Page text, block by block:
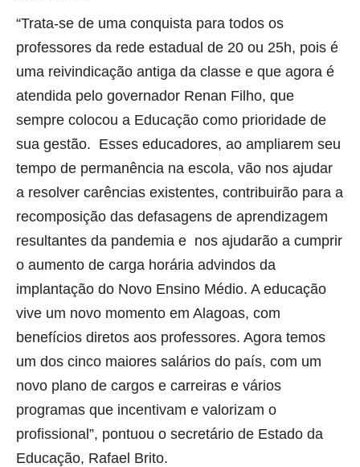
“Trata-se de uma conquista para todos os
professores da rede estadual de 20 ou 25h, pois é
uma reivindicação antiga da classe e que agora é
atendida pelo governador Renan Filho, que
sempre colocou a Educação como prioridade de
sua gestão. Esses educadores, ao ampliarem seu
tempo de permanência na escola, vão nos ajudar
a resolver carências existentes, contribuirão para a
recomposição das defasagens de aprendizagem
resultantes da pandemia e nos ajudarão a cumprir
o aumento de carga horária advindos da
implantação do Novo Ensino Médio. A educação
vive um novo momento em Alagoas, com
benefícios diretos aos professores. Agora temos
um dos cinco maiores salários do país, com um
novo plano de cargos e carreiras e vários
programas que incentivam e valorizam o
profissional”, pontuou o secretário de Estado da
Educação, Rafael Brito.